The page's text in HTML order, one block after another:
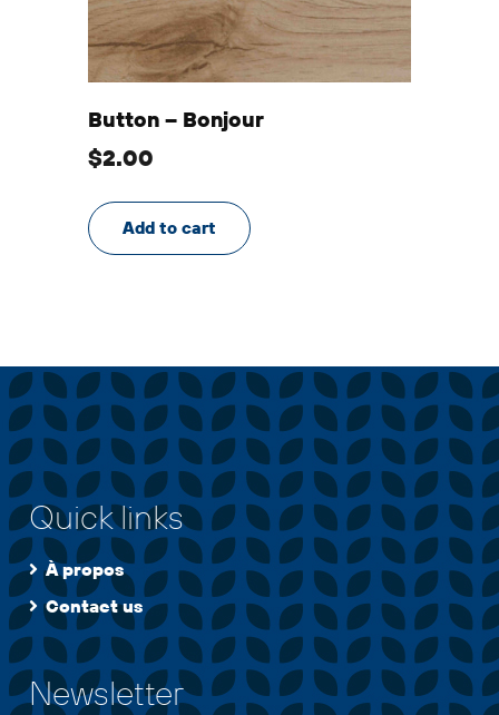
Button – Bonjour
$2.00
Add to cart
Quick links
À propos
Contact us
Newsletter